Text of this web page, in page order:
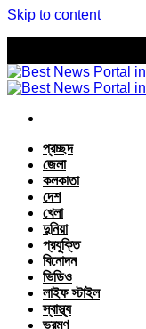
Skip to content
প্রচ্ছদ
জেলা
কলকাতা
দেশ
খেলা
দুনিয়া
প্রযুক্তি
বিনোদন
ভিডিও
লাইফ স্টাইল
স্বাস্থ্য
ভ্রমণ